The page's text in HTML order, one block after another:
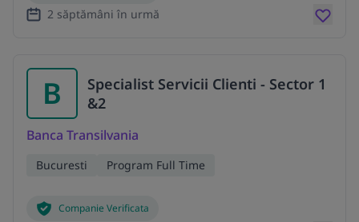
2 săptămâni în urmă
B
Specialist Servicii Clienti - Sector 1
&2
Banca Transilvania
Bucuresti Program Full Time
Companie Verificata